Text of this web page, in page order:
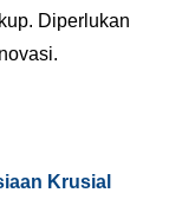
Diperlukan
Krusial